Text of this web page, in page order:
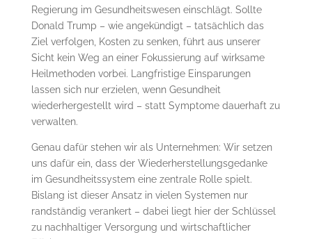
Regierung im Gesundheitswesen einschlägt. Sollte
Donald Trump – wie angekündigt – tatsächlich das
Ziel verfolgen, Kosten zu senken, führt aus unserer
Sicht kein Weg an einer Fokussierung auf wirksame
Heilmethoden vorbei. Langfristige Einsparungen
lassen sich nur erzielen, wenn Gesundheit
wiederhergestellt wird – statt Symptome dauerhaft zu
verwalten.
Genau dafür stehen wir als Unternehmen: Wir setzen
uns dafür ein, dass der Wiederherstellungsgedanke
im Gesundheitssystem eine zentrale Rolle spielt.
Bislang ist dieser Ansatz in vielen Systemen nur
randständig verankert – dabei liegt hier der Schlüssel
zu nachhaltiger Versorgung und wirtschaftlicher